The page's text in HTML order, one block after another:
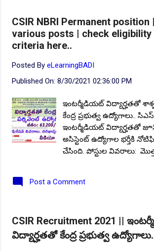
అటెండెంట్ పోస్టులకు దరఖాస్తు
అభ్యర్థులు 7వ తరగతి
అలాగే కోర్ట్ అసిస్టెంట్
ఉత్తీర్ణత కలిగి ఉండాలి. వయసు:
నాటికి దరఖాస్తుదారుల
ఉండాలి. రిజర్వేషన్ వర్గాల
వయోపరిమితిలో సడలింపు..
అభ్యర్థులకు 5 సంవత్సరాలు,
మరియు మాజీ సైనికులకు 10
వయోపరిమితిలో సడలింపు
CSIR NBRI Permanent position
various posts | check eligibility
criteria here..
Posted By eLearningBADI
Published On: 8/30/2021 02:36:00 PM
ఇంటర్మీడియట్ విద్యార్హతతో
కేంద్ర ప్రభుత్వ ఉద్యోగాలు..
ఇంటర్మీడియట్ విద్యార్హతతో
అసిస్టెంట్ ఉద్యోగాల భర్తీకి
చేసింది. పోస్టుల వివరాలు:
పోస్టులు, 2. జూనియర్
విభాగంలో - 2 పోస్టులు..
గుర్తింపు పొందిన బోర్డు నుండి
Post a Comment
CSIR Recruitment 2021 ||
విద్యార్హతతో కేంద్ర ప్రభుత్వ